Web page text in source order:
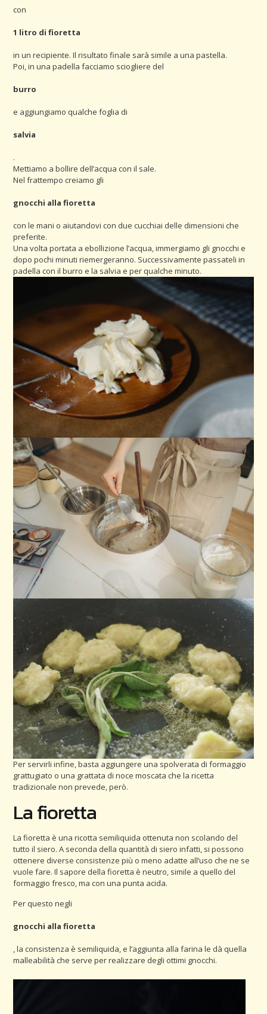
con
1 litro di fioretta
in un recipiente. Il risultato finale sarà simile a una pastella.
Poi, in una padella facciamo sciogliere del
burro
e aggiungiamo qualche foglia di
salvia
.
Mettiamo a bollire dell’acqua con il sale.
Nel frattempo creiamo gli
gnocchi alla fioretta
con le mani o aiutandovi con due cucchiai delle dimensioni che
preferite.
Una volta portata a ebollizione l’acqua, immergiamo gli gnocchi e
dopo pochi minuti riemergeranno. Successivamente passateli in
padella con il burro e la salvia e per qualche minuto.
Per servirli infine, basta aggiungere una spolverata di formaggio
grattugiato o una grattata di noce moscata che la ricetta
tradizionale non prevede, però.
La fioretta
La fioretta è una ricotta semiliquida ottenuta non scolando del
tutto il siero. A seconda della quantità di siero infatti, si possono
ottenere diverse consistenze più o meno adatte all’uso che ne se
vuole fare. Il sapore della fioretta è neutro, simile a quello del
formaggio fresco, ma con una punta acida.
Per questo negli
gnocchi alla fioretta
, la consistenza è semiliquida, e l’aggiunta alla farina le dà quella
malleabilità che serve per realizzare degli ottimi gnocchi.